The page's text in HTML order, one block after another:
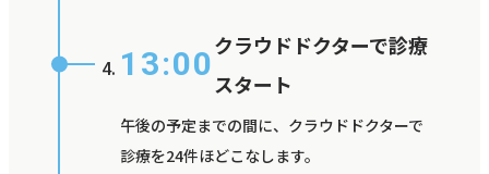
13:00
クラウドドクターで診療
スタート
午後の予定までの間に、クラウドドクターで
診療を24件ほどこなします。